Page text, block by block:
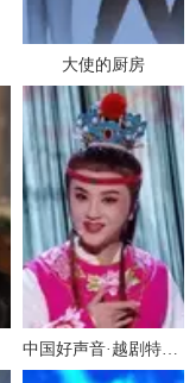
大使的厨房
中国好声音·越剧特别季